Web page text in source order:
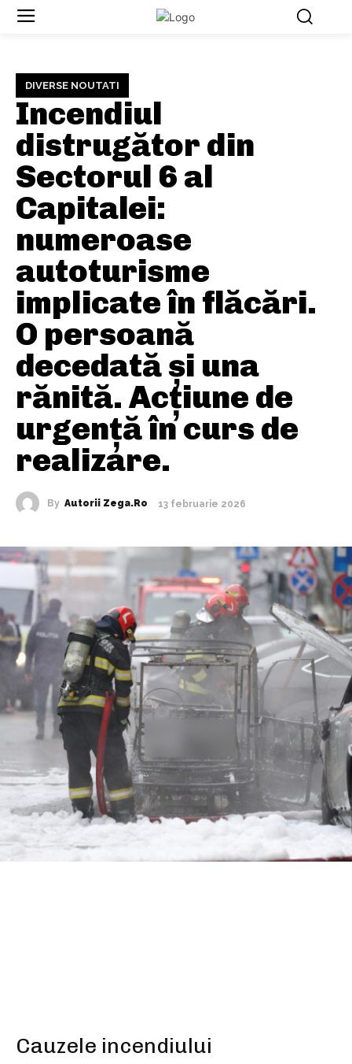
DIVERSE NOUTATI
Incendiul
distrugător din
Sectorul 6 al
Capitalei:
numeroase
autoturisme
implicate în flăcări.
O persoană
decedată și una
rănită. Acțiune de
urgență în curs de
realizare.
By Autorii Zega.ro 13 februarie 2026
Cauzele incendiului